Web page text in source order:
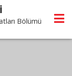
Bölümü